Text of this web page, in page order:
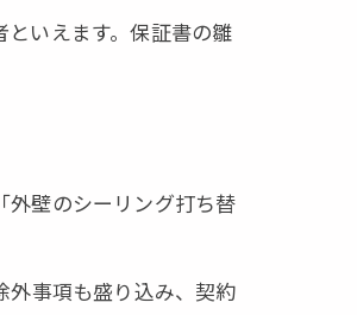
いえます。保証書の雛
外壁のシーリング打ち替
外事項も盛り込み、契約